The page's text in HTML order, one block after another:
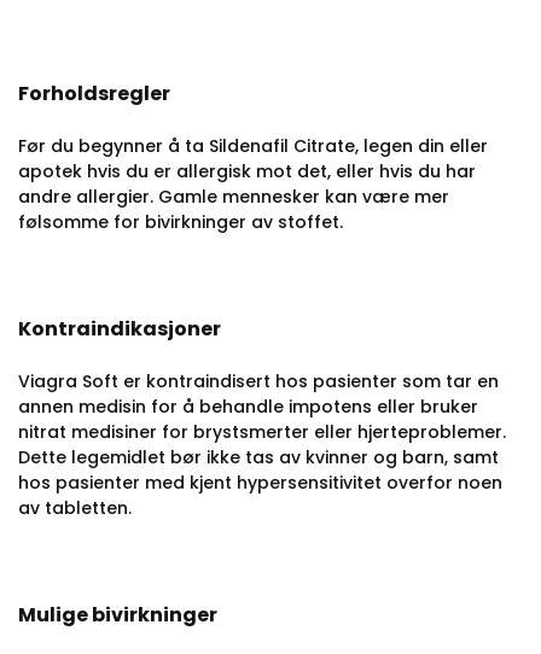
Forholdsregler
Før du begynner å ta Sildenafil Citrate, legen din eller
apotek hvis du er allergisk mot det, eller hvis du har
andre allergier. Gamle mennesker kan være mer
følsomme for bivirkninger av stoffet.
Kontraindikasjoner
Viagra Soft er kontraindisert hos pasienter som tar en
annen medisin for å behandle impotens eller bruker
nitrat medisiner for brystsmerter eller hjerteproblemer.
Dette legemidlet bør ikke tas av kvinner og barn, samt
hos pasienter med kjent hypersensitivitet overfor noen
av tabletten.
Mulige bivirkninger